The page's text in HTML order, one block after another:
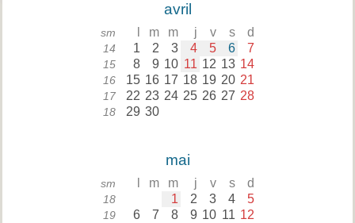
avril
sm m m j v s d
14 1 2 3 4 5 6 7
15 8 9 10 11 12 13 14
16 15 16 17 18 19 20 21
17 22 23 24 25 26 27 28
18 29 30
mai
sm m m j v s d
18 1 2 3 4 5
19 6 7 8 9 10 11 12